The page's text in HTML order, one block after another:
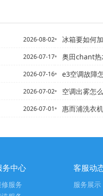
2026-08-02
2026-07-17
2026-07-16
2026-07-02
2026-07-01
冰箱要如何加氟利昂 冰箱
奥田chant热水器维修
e3空调故障
空调出雾怎
惠而浦洗衣机屏幕不显示
务中心
修服务
客服动
服务展示